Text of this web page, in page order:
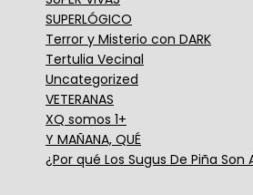
SUPERLÓGICO
Terror y Misterio con DARK
Tertulia Vecinal
Uncategorized
VETERANAS
XQ somos 1+
Y MAÑANA, QUÉ
¿Por qué Los Sugus De Piña Son